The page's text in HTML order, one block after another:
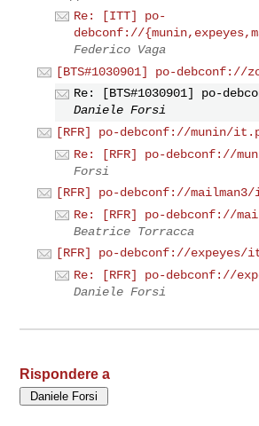
Re: [ITT] po-
debconf://
Federico Vaga
[BTS#1030901] po-debconf://
Re: [BTS#1030901] po-
Daniele Forsi
[RFR] po-debconf://munin/
Re: [RFR] po-debconf://
Forsi
[RFR] po-debconf://
Re: [RFR] po-debconf://
Beatrice Torracca
[RFR] po-debconf://expeyes/
Re: [RFR] po-debconf://
Daniele Forsi
Rispondere a